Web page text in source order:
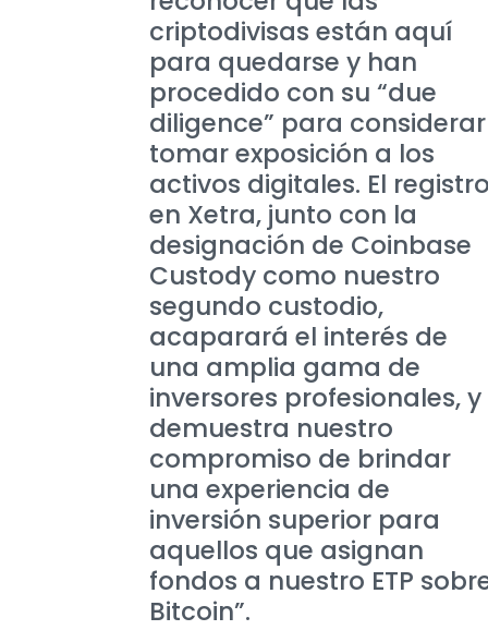
criptodivisas están aquí
para quedarse y han
procedido con su “due
diligence” para considerar
tomar exposición a los
activos digitales. El
en Xetra, junto con la
designación de Coinbase
Custody como nuestro
segundo custodio,
acaparará el interés de
una amplia gama de
inversores profesionales, y
demuestra nuestro
compromiso de brindar
una experiencia de
inversión superior para
aquellos que asignan
fondos a nuestro ETP
Bitcoin”.